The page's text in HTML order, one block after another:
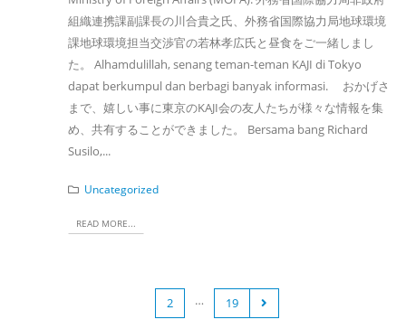
組織連携課副課長の川合貴之氏、外務省国際協力局地球環境
課地球環境担当交渉官の若林孝広氏と昼食をご一緒しまし
た。 Alhamdulillah, senang teman-teman KAJI di Tokyo
dapat berkumpul dan berbagi banyak informasi. おかげさ
まで、嬉しい事に東京のKAJI会の友人たちが様々な情報を集
め、共有することができました。 Bersama bang Richard
Susilo,...
Uncategorized
READ MORE...
2 … 19